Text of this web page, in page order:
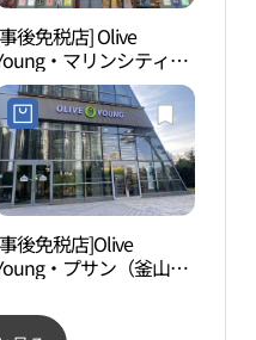
後免税店] Olive
・マリンシティ店
리브영 마린시티점)
後免税店]Olive
・プサン（釜山）
(올리브영 부산마린시